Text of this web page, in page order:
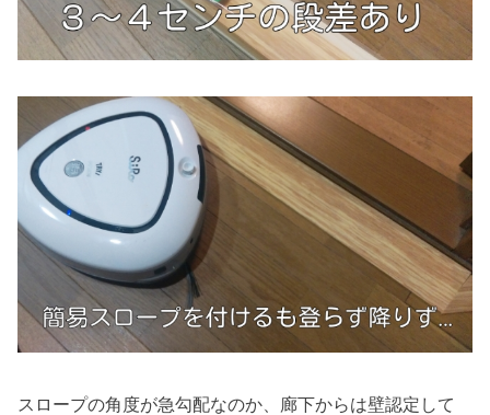
スロープの角度が急勾配なのか、廊下からは壁認定して